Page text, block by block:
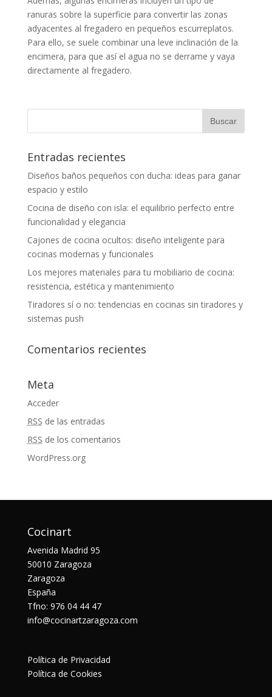
ranuras sobre la superficie para convertir las zonas
adyacentes al fregadero en pequeños escurreplatos.
Para ello, se suele combinar una leve inclinación de la
encimera, para que así el agua no se derrame y vaya
directamente al fregadero.
Entradas recientes
Diseños baños pequeños con ducha: ideas para ganar
espacio y estilo
Cocina de diseño con isla: el equilibrio perfecto entre
funcionalidad y elegancia
Cajones de cocina ocultos: diseño inteligente para
cocinas modernas y funcionales
Los mejores materiales para tu mobiliario de cocina:
resistencia, estética y mantenimiento
Tiradores sí o no: tendencias en cocinas sin tiradores y
sistemas push
Comentarios recientes
Meta
Acceder
RSS de las entradas
RSS de los comentarios
WordPress.org
Cocinart
Avenida Madrid 95
50010 Zaragoza
Zaragoza
España
Tfno: 976 04 44 47
info@cocinartzaragoza.com
Política de Privacidad
Política de Cookies